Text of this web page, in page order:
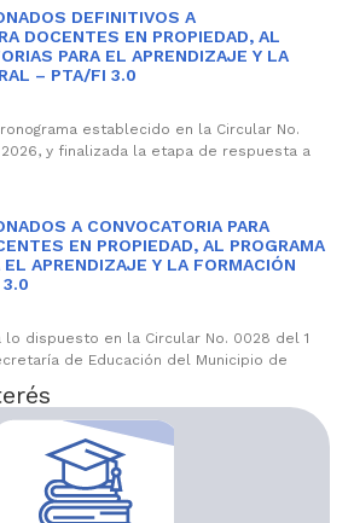
DEFINITIVOS A
DOCENTES EN PROPIEDAD, AL
PARA EL APRENDIZAJE Y LA
– PTA/FI 3.0
establecido en la Circular No.
y finalizada la etapa de respuesta a
A CONVOCATORIA PARA
EN PROPIEDAD, AL PROGRAMA
APRENDIZAJE Y LA FORMACIÓN
3.0
lo dispuesto en la Circular No. 0028 del 1
de Educación del Municipio de